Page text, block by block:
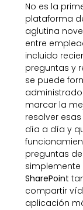
No es la
plataforma
aglutina
entre
incluido
preguntas y
se puede
marcar la
resolver
día a día y
preguntas
SharePoint
compartir
aplicación